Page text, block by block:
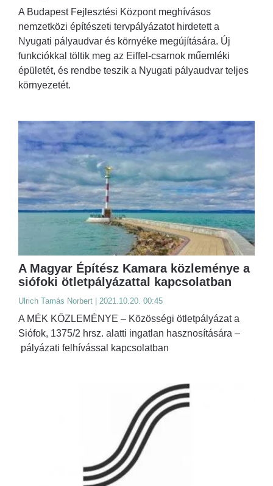
A Budapest Fejlesztési Központ meghívásos
nemzetközi építészeti tervpályázatot hirdetett a
Nyugati pályaudvar és környéke megújítására. Új
funkciókkal töltik meg az Eiffel-csarnok műemléki
épületét, és rendbe teszik a Nyugati pályaudvar teljes
környezetét.
A Magyar Építész Kamara közleménye a
siófoki ötletpályázattal kapcsolatban
Ulrich Tamás Norbert | 2021.10.20. 00:45
A MÉK KÖZLEMÉNYE – Közösségi ötletpályázat a
Siófok, 1375/2 hrsz. alatti ingatlan hasznosítására –
pályázati felhívással kapcsolatban